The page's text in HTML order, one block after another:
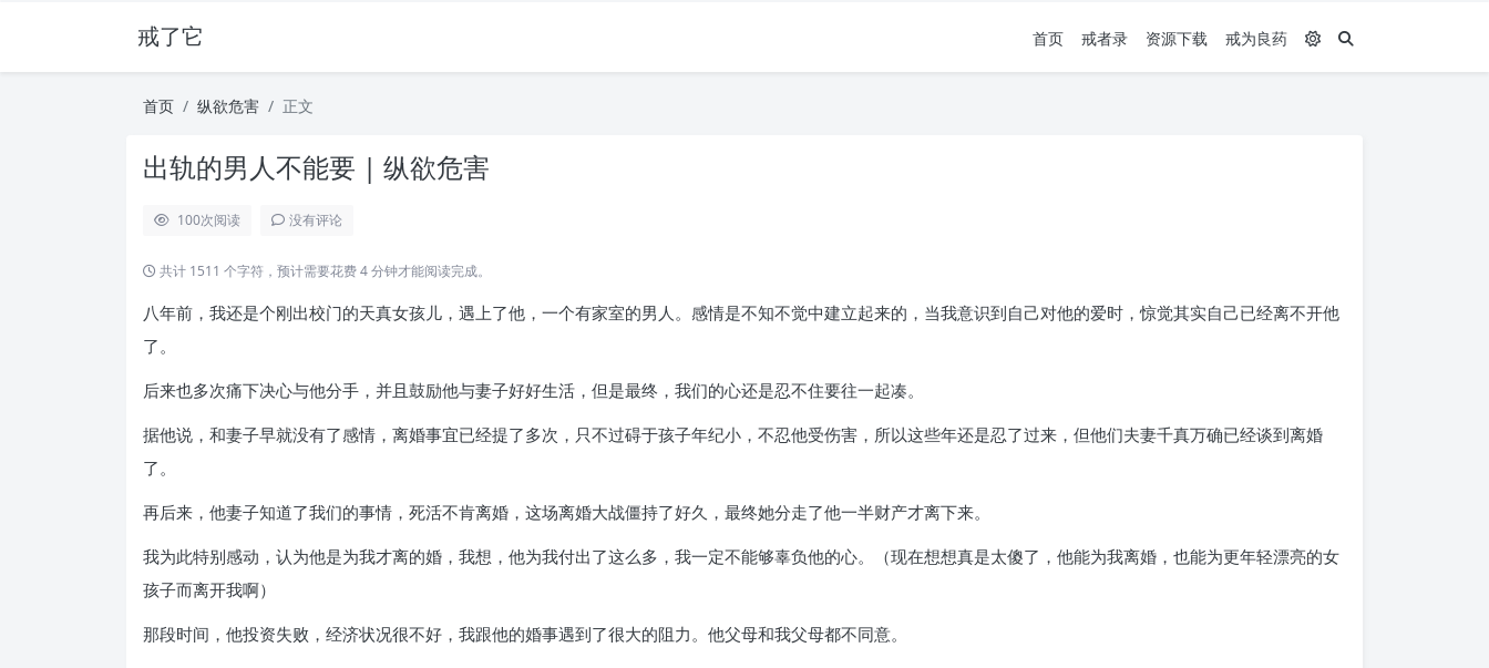
戒了它 首页 戒者录 资源下载 戒为良药
首页 纵欲危害 正文
出轨的男人不能要 | 纵欲危害
100次阅读 没有评论
共计 1511 个字符，预计需要花费 4 分钟才能阅读完成。
八年前，我还是个刚出校门的天真女孩儿，遇上了他，一个有家室的男人。感情是不知不觉中建立起来的，当我意识到自己对他的爱时，惊觉其实自己已经离不开他
了。
后来也多次痛下决心与他分手，并且鼓励他与妻子好好生活，但是最终，我们的心还是忍不住要往一起凑。
据他说，和妻子早就没有了感情，离婚事宜已经提了多次，只不过碍于孩子年纪小，不忍他受伤害，所以这些年还是忍了过来，但他们夫妻千真万确已经谈到离婚
了。
再后来，他妻子知道了我们的事情，死活不肯离婚，这场离婚大战僵持了好久，最终她分走了他一半财产才离下来。
我为此特别感动，认为他是为我才离的婚，我想，他为我付出了这么多，我一定不能够辜负他的心。（现在想想真是太傻了，他能为我离婚，也能为更年轻漂亮的女
孩子而离开我啊）
那段时间，他投资失败，经济状况很不好，我跟他的婚事遇到了很大的阻力。他父母和我父母都不同意。